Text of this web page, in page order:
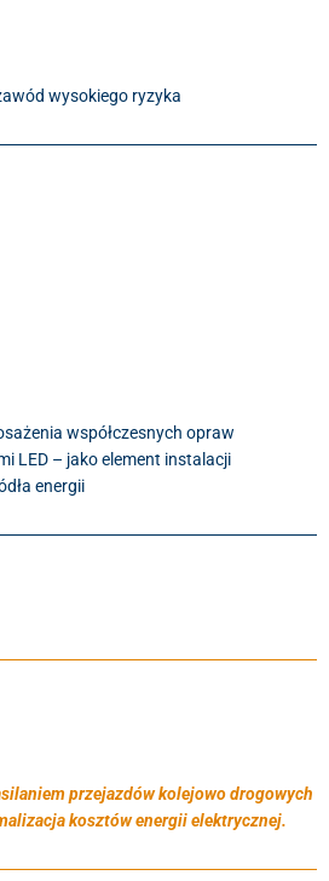
wysokiego ryzyka
współczesnych opraw
LED – jako element instalacji
energii
przejazdów kolejowo drogowych
kosztów energii elektrycznej.